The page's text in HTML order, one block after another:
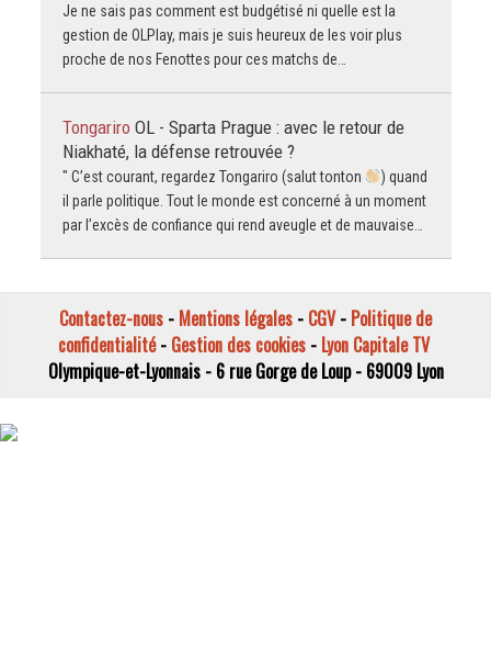
Je ne sais pas comment est budgétisé ni quelle est la
gestion de OLPlay, mais je suis heureux de les voir plus
proche de nos Fenottes pour ces matchs de…
Tongariro OL - Sparta Prague : avec le retour de
Niakhaté, la défense retrouvée ?
" C’est courant, regardez Tongariro (salut tonton
) quand
il parle politique. Tout le monde est concerné à un moment
par l’excès de confiance qui rend aveugle et de mauvaise…
Contactez-nous - Mentions légales - CGV- Politique de
confidentialité- Gestion des cookies- Lyon Capitale TV
Olympique-et-Lyonnais - 6 rue Gorge de Loup - 69009 Lyon